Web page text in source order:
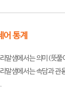
어 통계
말샘에서는 의미(뜻풀
말샘에서는 속담과 관